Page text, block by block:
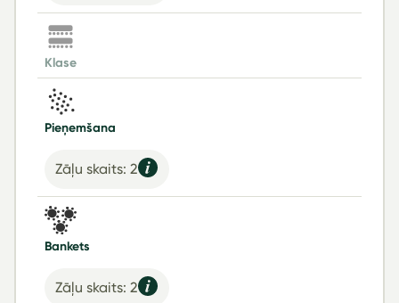
Klase
Pieņemšana
Zāļu skaits: 2
Bankets
Zāļu skaits: 2